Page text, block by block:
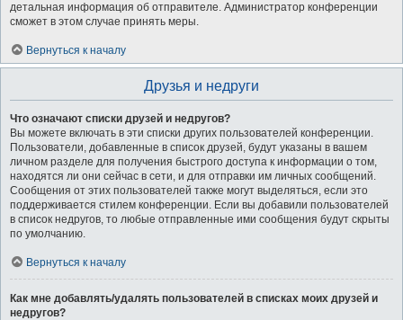
детальная информация об отправителе. Администратор конференции
сможет в этом случае принять меры.
Вернуться к началу
Друзья и недруги
Что означают списки друзей и недругов?
Вы можете включать в эти списки других пользователей конференции.
Пользователи, добавленные в список друзей, будут указаны в вашем
личном разделе для получения быстрого доступа к информации о том,
находятся ли они сейчас в сети, и для отправки им личных сообщений.
Сообщения от этих пользователей также могут выделяться, если это
поддерживается стилем конференции. Если вы добавили пользователей
в список недругов, то любые отправленные ими сообщения будут скрыты
по умолчанию.
Вернуться к началу
Как мне добавлять/удалять пользователей в списках моих друзей и
недругов?